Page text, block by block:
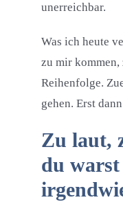
unerreichbar.
Was ich heute
zu mir kommen,
Reihenfolge.
gehen. Erst
Zu laut,
du